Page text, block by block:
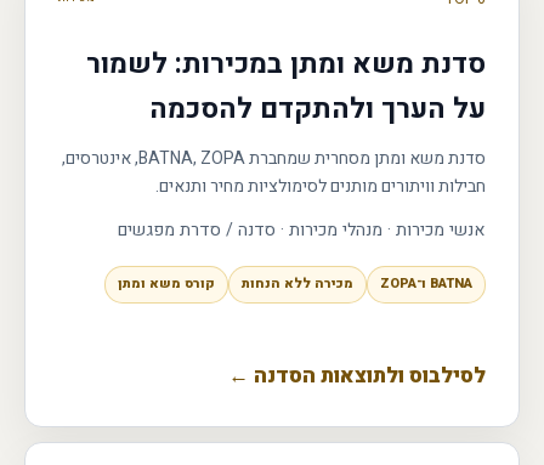
סדנת משא ומתן במכירות: לשמור
על הערך ולהתקדם להסכמה
סדנת משא ומתן מסחרית שמחברת BATNA, ZOPA, אינטרסים,
חבילות וויתורים מותנים לסימולציות מחיר ותנאים.
אנשי מכירות · מנהלי מכירות · סדנה / סדרת מפגשים
BATNA ו־ZOPA מכירה ללא הנחות קורס משא ומתן
לסילבוס ולתוצאות הסדנה ←